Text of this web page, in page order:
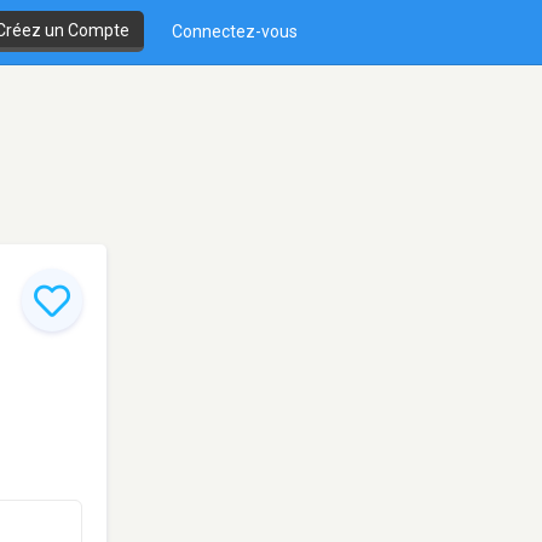
un Compte Connectez-vous